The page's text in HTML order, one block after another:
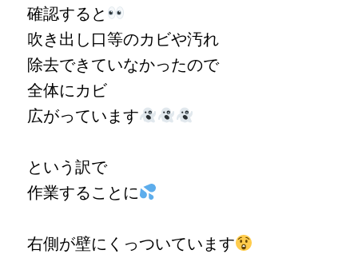
確認すると
吹き出し口等のカビや汚れ
除去できていなかったので
全体にカビ
広がっています
という訳で
作業することに
右側が壁にくっついています